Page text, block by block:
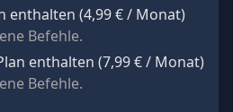
enthalten (4,99 €/ Monat)
Befehle.
enthalten (7,99 €/ Monat)
Befehle.